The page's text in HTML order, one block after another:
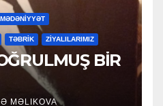
MƏDƏNİYYƏT
TƏBRİK ZİYALILARIMIZ
BİR
MƏLIKOVA